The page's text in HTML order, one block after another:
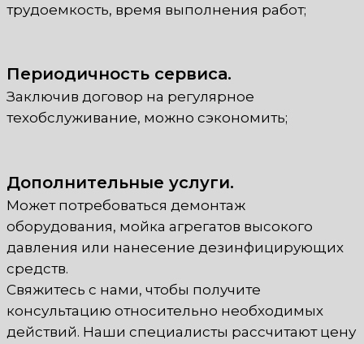
трудоемкость, время выполнения работ;
Периодичность сервиса.
Заключив договор на регулярное
техобслуживание, можно сэкономить;
Дополнительные услуги.
Может потребоваться демонтаж
оборудования, мойка агрегатов высокого
давления или нанесение дезинфицирующих
средств.
Свяжитесь с нами, чтобы получите
консультацию относительно необходимых
действий. Наши специалисты рассчитают цену